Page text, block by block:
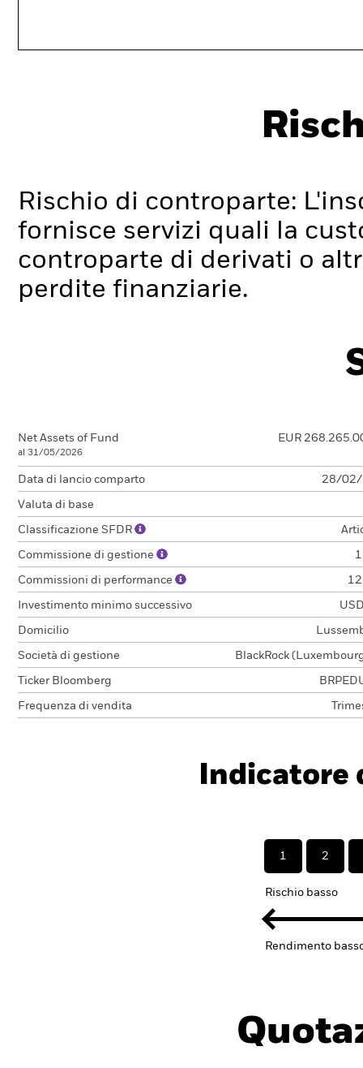
Rischio di controparte:
fornisce servizi quali la
controparte di derivati o
perdite finanziarie.
Net Assets of Fund
al 31/05/2026
EUR
Data di lancio comparto 28/02/
Valuta di base
Classificazione SFDR
Commissione di gestione
Commissioni di performance
Investimento minimo successivo
Domicilio
Società di gestione BlackRock
Ticker Bloomberg
Frequenza di vendita
Indicatore
1 2
Rischio basso
Rendimento